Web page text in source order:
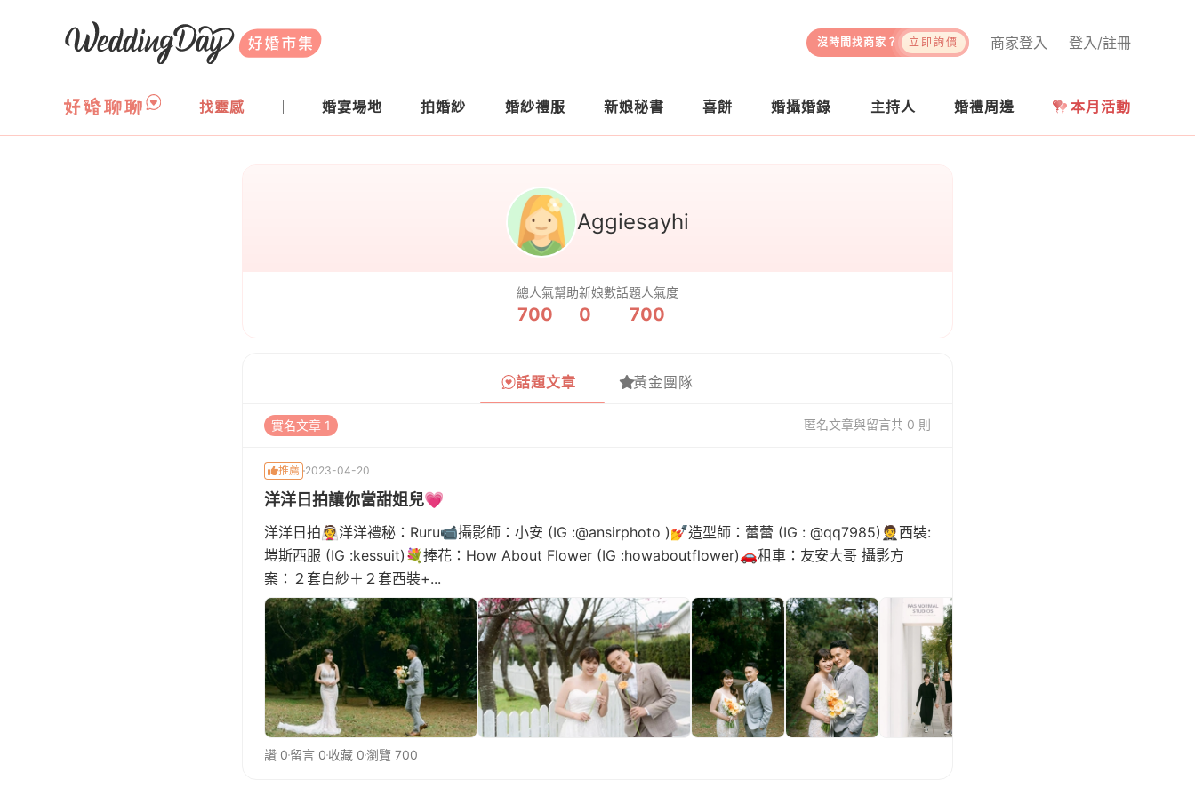
WeddingDay 好婚市集
登入/註冊
商家登入
沒時間找商家？ 立即詢價
找靈感 婚宴場地 拍婚紗 婚紗禮服 新娘秘書 喜餅 婚攝婚錄 主持人 婚禮周邊 本月活動
Aggiesayhi
總人氣
700
幫助新娘數
0
話題人氣度
700
話題文章 黃金團隊
實名文章 1 匿名文章與留言共 0 則
推薦 2023-04-20
洋洋日拍讓你當甜姐兒💗
洋洋日拍👰洋洋禮秘：Ruru📹攝影師：小安 (IG :@ansirphoto )💅造型師：蕾蕾 (IG : @qq7985)🤵西裝:
塏斯西服 (IG :kessuit)💐捧花：How About Flower (IG :howaboutflower)🚗租車：友安大哥 攝影方
案：２套白紗＋２套西裝+...
讚 0 留言 0 收藏 0瀏覽 700